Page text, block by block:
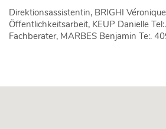
Direktionsassistentin, BRIGHI
Öffentlichkeitsarbeit, KEUP Danielle
Fachberater, MARBES Benjamin Te:.